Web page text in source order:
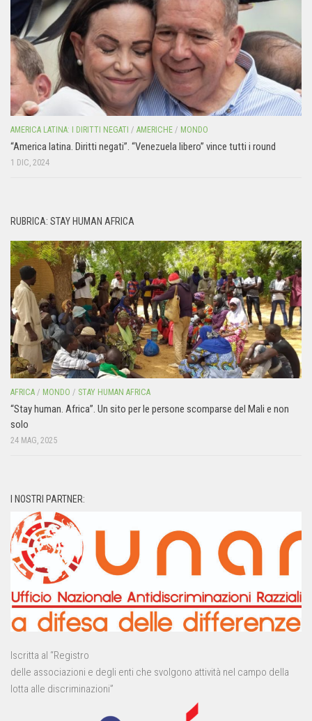
AMERICA LATINA: I DIRITTI NEGATI / AMERICHE / MONDO
“America latina. Diritti negati”. “Venezuela libero” vince tutti i round
1 DIC, 2024
RUBRICA: STAY HUMAN AFRICA
AFRICA / MONDO / STAY HUMAN AFRICA
“Stay human. Africa”. Un sito per le persone scomparse del Mali e non
solo
24 MAG, 2025
I NOSTRI PARTNER:
Iscritta al “Registro
delle associazioni e degli enti che svolgono attività nel campo della
lotta alle discriminazioni”